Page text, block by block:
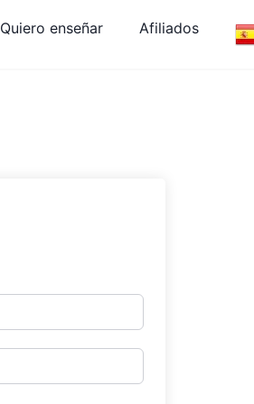
Quiero enseñar Afiliados